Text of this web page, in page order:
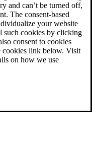
and can’t be turned off,
The consent-based
your website
such cookies by clicking
consent to cookies
cookies link below. Visit
on how we use